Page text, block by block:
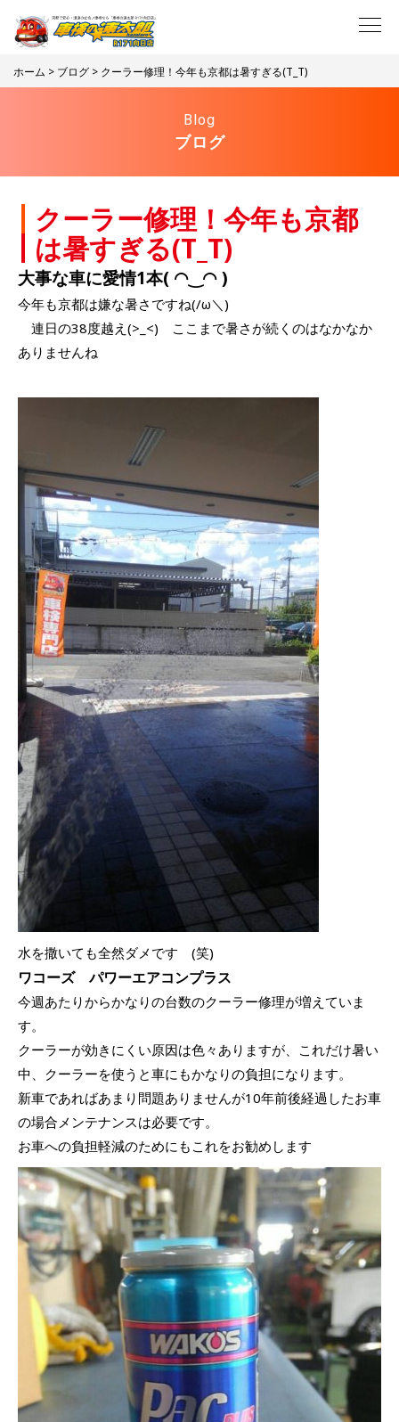
ホーム > ブログ > クーラー修理！今年も京都は暑すぎる(T_T)
Blog
ブログ
クーラー修理！今年も京都
は暑すぎる(T_T)
大事な車に愛情1本( ◠‿◠ )
今年も京都は嫌な暑さですね(/ω＼)
連日の38度越え(>_<) ここまで暑さが続くのはなかなか
ありませんね
水を撒いても全然ダメです (笑)
ワコーズ パワーエアコンプラス
今週あたりからかなりの台数のクーラー修理が増えていま
す。
クーラーが効きにくい原因は色々ありますが、これだけ暑い
中、クーラーを使うと車にもかなりの負担になります。
新車であればあまり問題ありませんが10年前後経過したお車
の場合メンテナンスは必要です。
お車への負担軽減のためにもこれをお勧めします